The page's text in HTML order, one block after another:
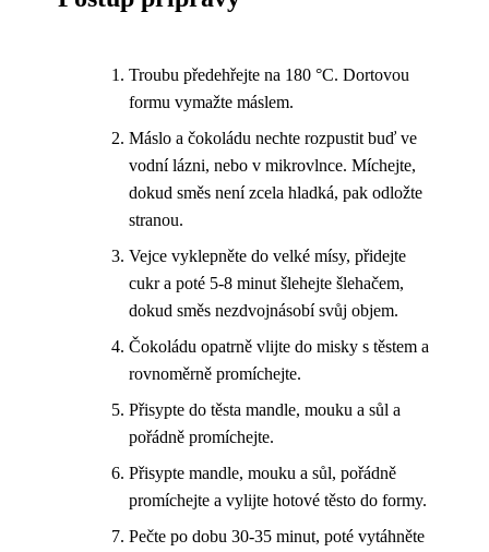
Troubu předehřejte na 180 °C. Dortovou
formu vymažte máslem.
Máslo a čokoládu nechte rozpustit buď ve
vodní lázni, nebo v mikrovlnce. Míchejte,
dokud směs není zcela hladká, pak odložte
stranou.
Vejce vyklepněte do velké mísy, přidejte
cukr a poté 5-8 minut šlehejte šlehačem,
dokud směs nezdvojnásobí svůj objem.
Čokoládu opatrně vlijte do misky s těstem a
rovnoměrně promíchejte.
Přisypte do těsta mandle, mouku a sůl a
pořádně promíchejte.
Přisypte mandle, mouku a sůl, pořádně
promíchejte a vylijte hotové těsto do formy.
Pečte po dobu 30-35 minut, poté vytáhněte